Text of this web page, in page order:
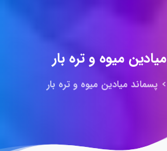
میادین میوه و تره بار
پسماند میادین میوه و تره بار